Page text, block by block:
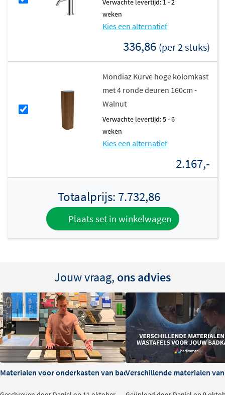
Met breedtes variërend van 100cm tot 200cm biedt het
Kurve-Dlux badmeubel volop opbergruimte. De laden en
waardoor ze geruisloos en soepel sluiten. De melamine
kast in Oak of Walnut is stijlvol en duurzaam, en het
meubel wordt volledig geassembleerd geleverd. Zo
geniet je direct van een luxe badkamermeubel zonder
gedoe bij de montage.
Verwachte levertijd: 1 - 2
weken
Kies een alternatief
336,86 (per 2 stuks)
Mondiaz Kurve hoge kolomkast
met 4 ronde deuren 160cm -
Walnut
Verwachte levertijd: 5 - 6
weken
Kies een alternatief
2.167,-
Totaalprijs: 7.732,86
Plaats set in winkelwagen
Jouw vraag, ons advies
Materialen voor onderkasten van badkamermeubels: voor- en
Verschillende materialen